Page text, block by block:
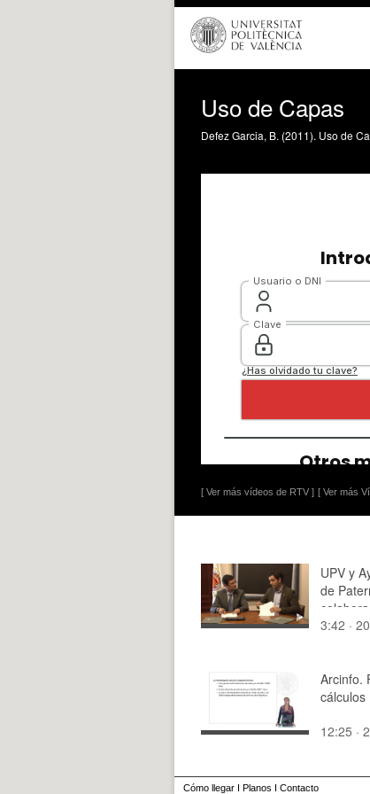
Uso de Capas
Defez Garcia, B. (2011). Uso de
[ Ver más vídeos de RTV ] [ Ver más
UPV y
de
3:42 ·
Arcinfo.
cálculos
12:25 ·
Cómo llegar I Planos I Contacto